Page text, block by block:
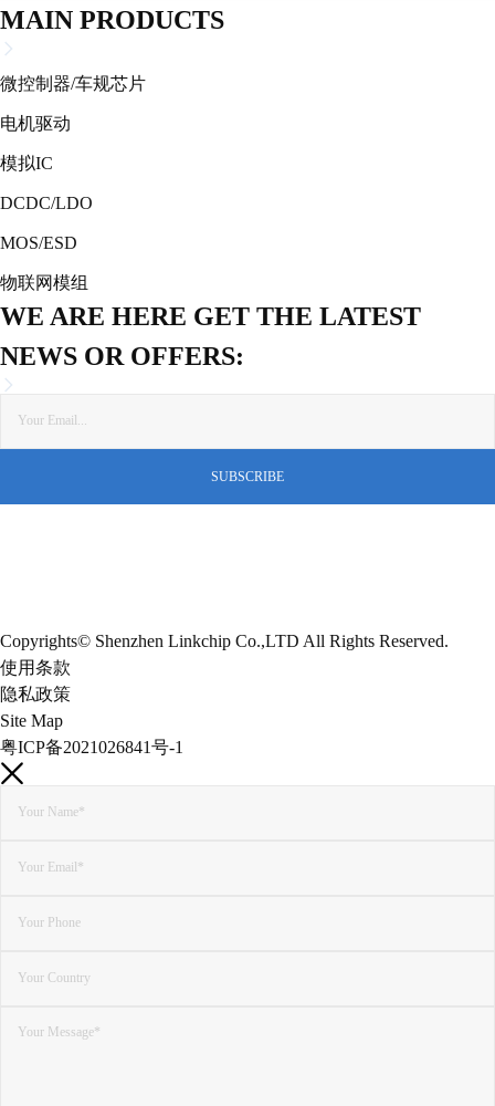
MAIN PRODUCTS
微控制器/车规芯片
电机驱动
模拟IC
DCDC/LDO
MOS/ESD
物联网模组
WE ARE HERE GET THE LATEST
NEWS OR OFFERS:
Copyrights© Shenzhen Linkchip Co.,LTD All Rights Reserved.
使用条款
隐私政策
Site Map
粤ICP备2021026841号-1